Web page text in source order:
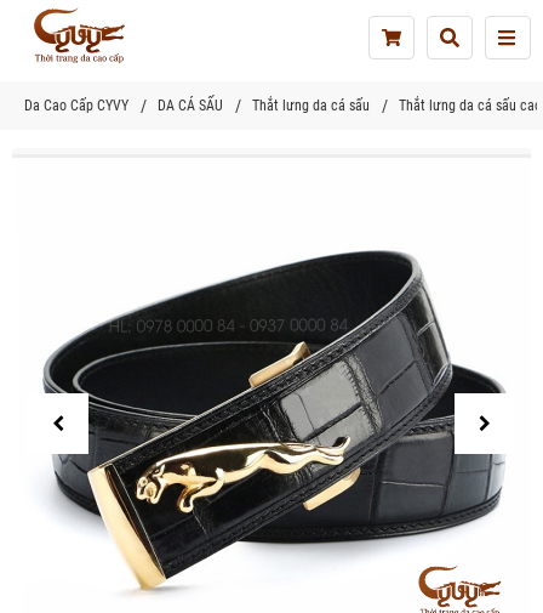
Da Cao Cấp CYVY DA CÁ SẤU Thắt lưng da cá sấu Thắt lưng da cá sấu